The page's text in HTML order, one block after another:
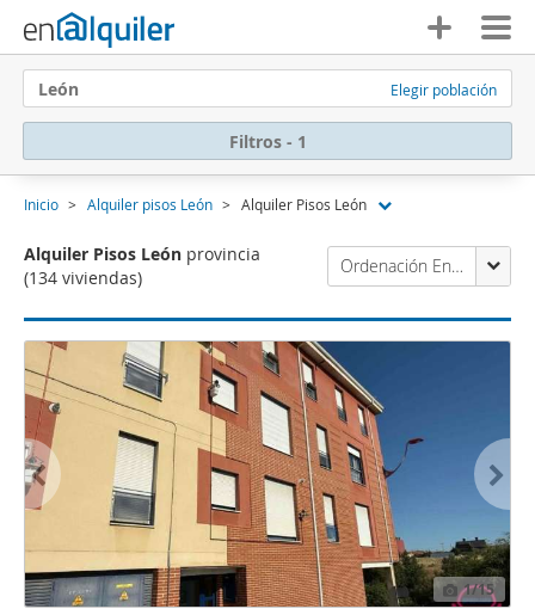
León Elegir población
Filtros - 1
Inicio Alquiler pisos León Alquiler Pisos León
Alquiler Pisos León provincia
(134 viviendas)
Ordenación Enalquiler
1/15